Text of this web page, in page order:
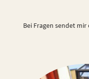
Bei Fragen sendet